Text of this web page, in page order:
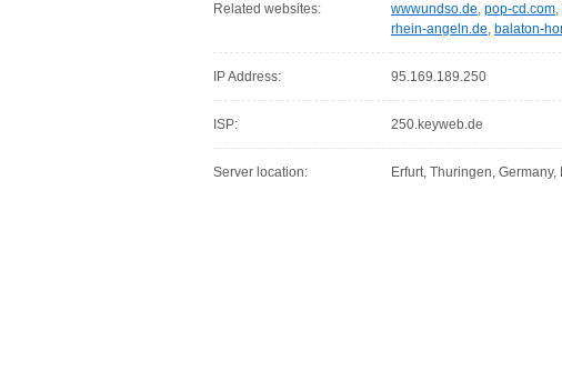
Related websites: wwwundso.de, pop-cd.com,
rhein-angeln.de, balaton-
IP Address: 95.169.189.250
ISP: 250.keyweb.de
Server location: Erfurt, Thuringen, Germany,